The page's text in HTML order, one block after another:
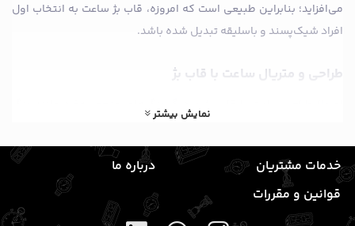
می‌افزاید؛ بنابراین طبیعی است که امروزه، قاب بژ ساعت به انتخاب اول
افراد شیک‌پسند و باسلیقه تبدیل شده باشد.
طراحی و متریال ساعت با قاب بژ
اصولا طراحی ساعت با قاب بژ و دیگر رنگ‌های منحصر‌به‌فرد مانند رنگ
می‌شود. از این رو، برای ساخت این نوع ساعت‌ها نیز طراحان حرفه‌ای از
جنس‌های باکیفیتی مانند فلزات ارزشمند، استیل ضد زنگ و آلیاژهای
مقاوم استفاده می‌کنند تا نتیجه کار، محصولی فوق‌العاده رضایت‌بخش
باشد. به‌طور دقیق‌تر، قاب بژ ساعت‌ها می‌تواند از مواد گوناگونی مانند
نمایش بیشتر
خدمات مشتریان
درباره ما
قوانین و مقررات